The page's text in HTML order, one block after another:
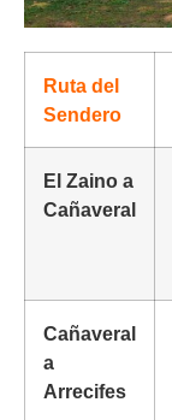
Ruta del
Sendero
El Zaino a
Cañaveral
Cañaveral
a
Arrecifes